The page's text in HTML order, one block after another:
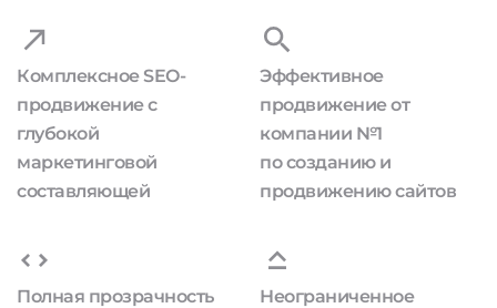
Комплексное SEO-
продвижение с
глубокой
маркетинговой
составляющей
Эффективное
продвижение от
компании №1
по созданию и
продвижению сайтов
Полная прозрачность
Неограниченное